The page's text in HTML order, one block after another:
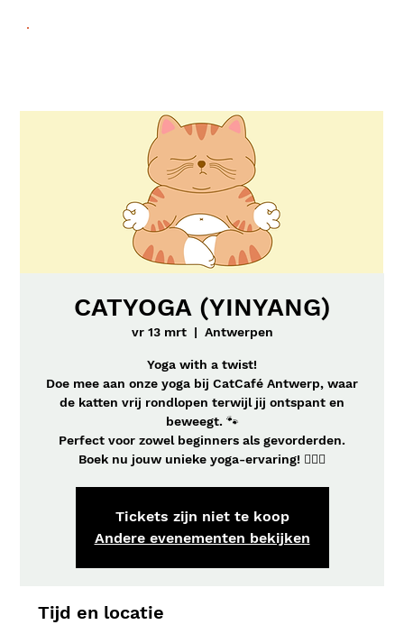
CATYOGA (YINYANG)
vr 13 mrt
  |
Antwerpen
Yoga with a twist!
Doe mee aan onze yoga bij CatCafé Antwerp, waar
de katten vrij rondlopen terwijl jij ontspant en
beweegt. 🐾
Perfect voor zowel beginners als gevorderden.
Boek nu jouw unieke yoga-ervaring! 🧘‍♀️✨
Tickets zijn niet te koop
Andere evenementen bekijken
Tijd en locatie